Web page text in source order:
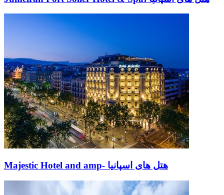
Majestic Hotel and amp- هتل های اسپانیا